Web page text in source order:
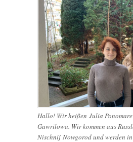
Hallo! Wir heißen Julia
Gawrilowa. Wir kommen aus
Nischnij Nowgorod und werden in